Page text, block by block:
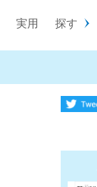
実用 探す